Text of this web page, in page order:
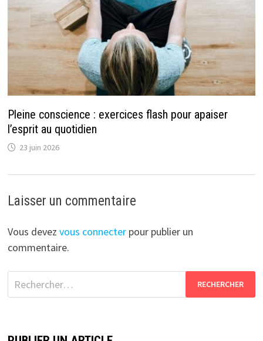
Pleine conscience : exercices flash pour apaiser
l’esprit au quotidien
23 juin 2026
Laisser un commentaire
Vous devez vous connecterpour publier un
commentaire.
Rechercher :